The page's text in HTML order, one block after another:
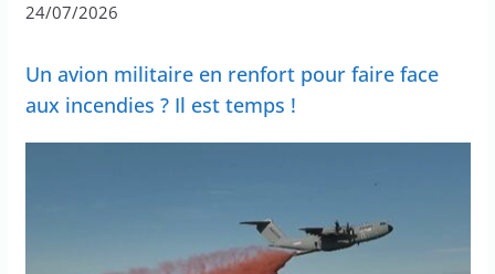
24/07/2026
Un avion militaire en renfort pour faire face
aux incendies ? Il est temps !